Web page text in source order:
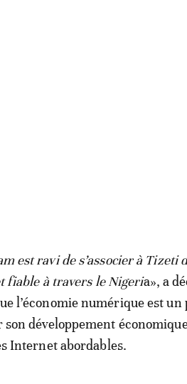
est ravi de s’associer à Tizeti
fiable à travers le Nigeria», a
l’économie numérique est
son développement
Internet abordables.